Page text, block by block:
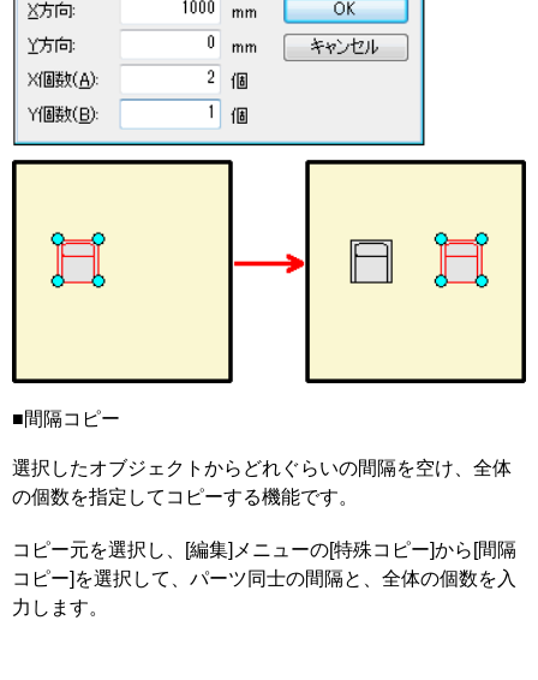
■間隔コピー
選択したオブジェクトからどれぐらいの間隔を空け、全体
の個数を指定してコピーする機能です。
コピー元を選択し、[編集]メニューの[特殊コピー]から[間隔
コピー]を選択して、パーツ同士の間隔と、全体の個数を入
力します。